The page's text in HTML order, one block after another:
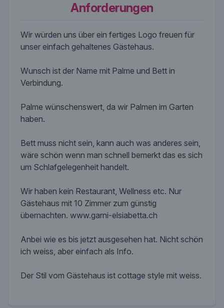
Anforderungen
Wir würden uns über ein fertiges Logo freuen für
unser einfach gehaltenes Gästehaus.
Wunsch ist der Name mit Palme und Bett in
Verbindung.
Palme wünschenswert, da wir Palmen im Garten
haben.
Bett muss nicht sein, kann auch was anderes sein,
wäre schön wenn man schnell bemerkt das es sich
um Schlafgelegenheit handelt.
Wir haben kein Restaurant, Wellness etc. Nur
Gästehaus mit 10 Zimmer zum günstig
übernachten. www.garni-elsiabetta.ch
Anbei wie es bis jetzt ausgesehen hat. Nicht schön
ich weiss, aber einfach als Info.
Der Stil vom Gästehaus ist cottage style mit weiss.